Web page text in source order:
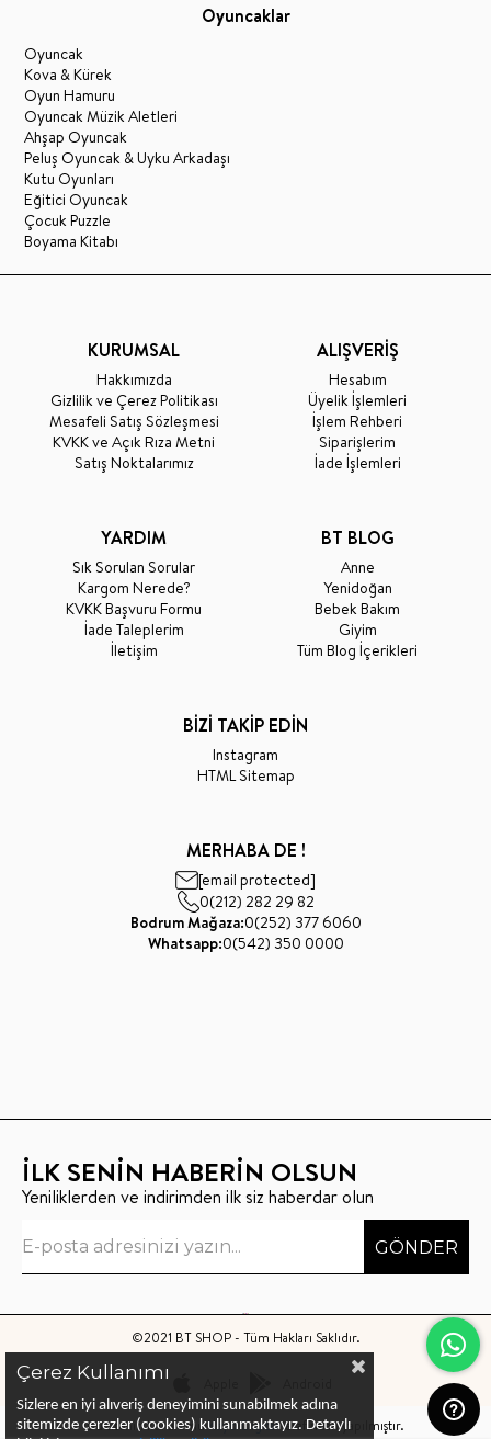
Oyuncaklar
Oyuncak
Kova & Kürek
Oyun Hamuru
Oyuncak Müzik Aletleri
Ahşap Oyuncak
Peluş Oyuncak & Uyku Arkadaşı
Kutu Oyunları
Eğitici Oyuncak
Çocuk Puzzle
Boyama Kitabı
KURUMSAL
Hakkımızda
Gizlilik ve Çerez Politikası
Mesafeli Satış Sözleşmesi
KVKK ve Açık Rıza Metni
Satış Noktalarımız
ALIŞVERİŞ
Hesabım
Üyelik İşlemleri
İşlem Rehberi
Siparişlerim
İade İşlemleri
YARDIM
Sık Sorulan Sorular
Kargom Nerede?
KVKK Başvuru Formu
İade Taleplerim
İletişim
BT BLOG
Anne
Yenidoğan
Bebek Bakım
Giyim
Tüm Blog İçerikleri
BİZİ TAKİP EDİN
Instagram
HTML Sitemap
MERHABA DE !
[email protected]
0(212) 282 29 82
Bodrum Mağaza:0(252) 377 6060
Whatsapp:0(542) 350 0000
İLK SENİN HABERİN OLSUN
Yeniliklerden ve indirimden ilk siz haberdar olun
GÖNDER
©2021 BT SHOP - Tüm Hakları Saklıdır.
Bu sitenin kurulumuKeyo Digitaltarafından yapılmıştır.
Çerez Kullanımı
Sizlere en iyi alıveriş deneyimini sunabilmek adına
sitemizde çerezler (cookies) kullanmaktayız. Detaylı